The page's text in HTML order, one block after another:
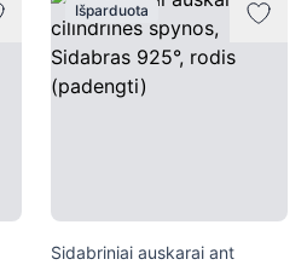
Išparduota
Sidabriniai auskarai ant